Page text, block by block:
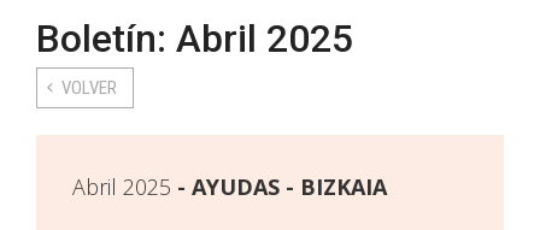
Boletín: Abril 2025
VOLVER
Abril 2025 AYUDAS - BIZKAIA